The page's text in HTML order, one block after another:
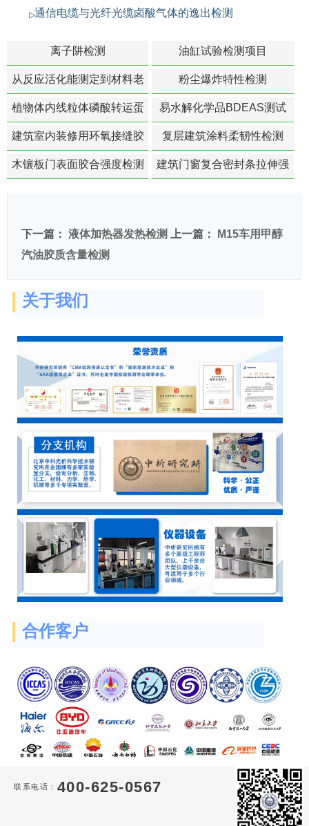
通信电缆与光纤光缆卤酸气体的逸出检测
离子阱检测 油缸试验检测项目
从反应活化能测定到材料老
化寿命预测的经典模型
粉尘爆炸特性检测
植物体内线粒体磷酸转运蛋
白活性检测
易水解化学品BDEAS测试
建筑室内装修用环氧接缝胶
苯含量检测
复层建筑涂料柔韧性检测
木镶板门表面胶合强度检测
建筑门窗复合密封条拉伸强
下一篇： 液体加热器发热检测 上一篇：
M15车用甲醇
汽油胶质含量检测
关于我们
合作客户
联系电话： 400-625-0567